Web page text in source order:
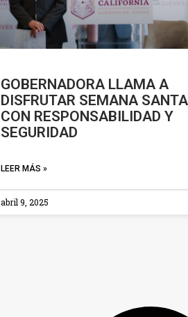
GOBERNADORA LLAMA A
DISFRUTAR SEMANA SANTA
CON RESPONSABILIDAD Y
SEGURIDAD
LEER MÁS »
abril 9, 2025